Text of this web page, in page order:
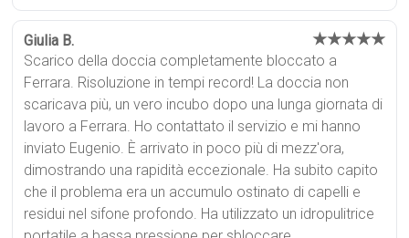
Giulia B. ★★★★★
Scarico della doccia completamente bloccato a
Ferrara. Risoluzione in tempi record! La doccia non
scaricava più, un vero incubo dopo una lunga giornata di
lavoro a Ferrara. Ho contattato il servizio e mi hanno
inviato Eugenio. È arrivato in poco più di mezz'ora,
dimostrando una rapidità eccezionale. Ha subito capito
che il problema era un accumulo ostinato di capelli e
residui nel sifone profondo. Ha utilizzato un idropulitrice